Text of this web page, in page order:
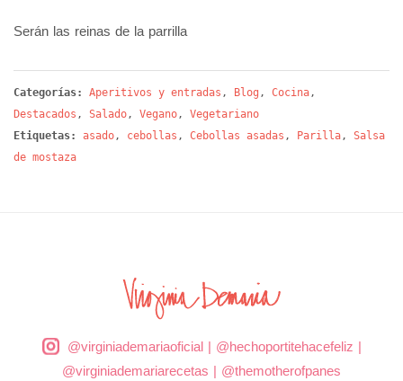
Serán las reinas de la parrilla
Categorías: Aperitivos y entradas , Blog , Cocina,
Destacados , Salado, Vegano, Vegetariano
Etiquetas:
asado, cebollas , Cebollas asadas , Parilla, Salsa
de mostaza
@virginiademariaoficial| @hechoportitehacefeliz |
@virginiademariarecetas | @themotherofpanes